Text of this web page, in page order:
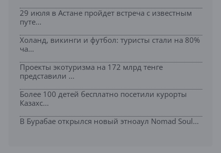
29 июля в Астане пройдет встреча с известным
путе...
Холанд, викинги и футбол: туристы стали на 80%
ча...
Проекты экотуризма на 172 млрд тенге
представили ...
Более 100 детей бесплатно посетили курорты
Казахс...
В Бурабае открылся новый этноаул Nomad Soul...